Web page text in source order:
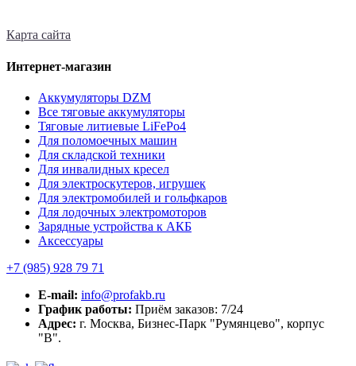
Карта сайта
Интернет-магазин
Аккумуляторы DZM
Все тяговые аккумуляторы
Тяговые литиевые LiFePo4
Для поломоечных машин
Для складской техники
Для инвалидных кресел
Для электроскутеров, игрушек
Для электромобилей и гольфкаров
Для лодочных электромоторов
Зарядные устройства к АКБ
Аксессуары
+7 (985) 928 79 71
E-mail: info@profakb.ru
График работы: Приём заказов: 7/24
Адрес: г. Москва, Бизнес-Парк "Румянцево", корпус
"В".